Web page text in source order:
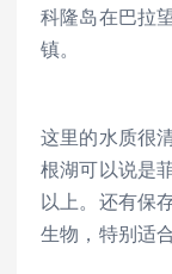
科隆岛在巴拉
镇。
这里的水质很
根湖可以说是
以上。还有保
生物，特别适